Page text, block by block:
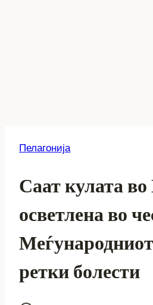
Пелагонија
Саат кулата
осветлена во
ретки болести